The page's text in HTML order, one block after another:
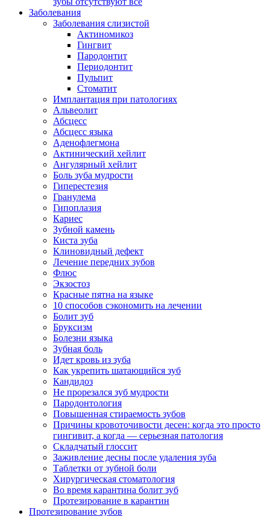
Заболевания
Заболевания слизистой
Актиномикоз
Гингвит
Пародонтит
Периодонтит
Пульпит
Стоматит
Имплантация при патологиях
Альвеолит
Абсцесс
Абсцесс языка
Аденофлегмона
Актинический хейлит
Ангулярный хейлит
Боль зуба мудрости
Гиперестезия
Гранулема
Гипоплазия
Кариес
Зубной камень
Киста зуба
Клиновидный дефект
Лечение передних зубов
Флюс
Экзостоз
Красные пятна на языке
10 способов сэкономить на лечении
Болит зуб
Бруксизм
Болезни языка
Зубная боль
Идет кровь из зуба
Как укрепить шатающийся зуб
Кандидоз
Не прорезался зуб мудрости
Пародонтология
Повышенная стираемость зубов
Причины кровоточивости десен: когда это просто
гингивит, а когда — серьезная патология
Складчатый глоссит
Заживление десны после удаления зуба
Таблетки от зубной боли
Хирургическая стоматология
Во время карантина болит зуб
Протезирование в карантин
Протезирование зубов